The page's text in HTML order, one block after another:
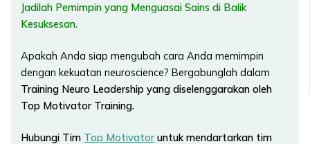
Jadilah Pemimpin yang Menguasai Sains di Balik
Kesuksesan.
Apakah Anda siap mengubah cara Anda memimpin
dengan kekuatan neuroscience? Bergabunglah dalam
Training Neuro Leadership yang diselenggarakan oleh
Top Motivator Training.
Hubungi Tim Top Motivator untuk mendartarkan tim